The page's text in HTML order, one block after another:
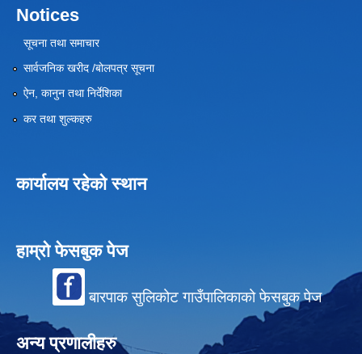
Notices
सूचना तथा समाचार
सार्वजनिक खरीद /बोलपत्र सूचना
ऐन, कानुन तथा निर्देशिका
कर तथा शुल्कहरु
कार्यालय रहेको स्थान
हाम्रो फेसबुक पेज
बारपाक सुलिकोट गाउँपालिकाको फेसबुक पेज
अन्य प्रणालीहरु